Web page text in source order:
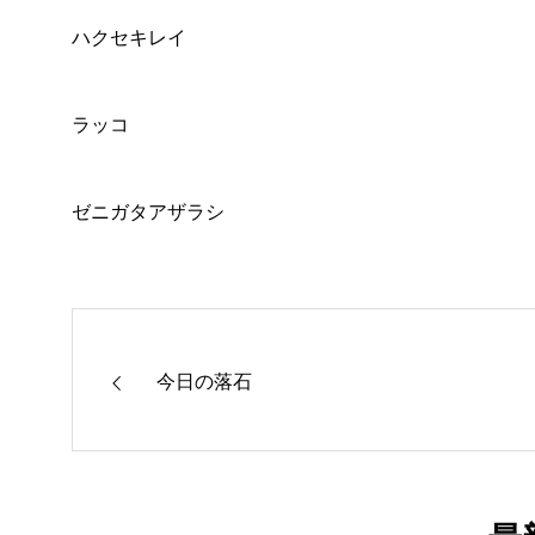
ハクセキレイ
ラッコ
ゼニガタアザラシ
今日の落石